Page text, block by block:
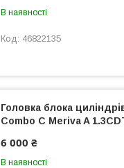
В наявності
46822135
Головка блока
Combo C Meriva A
6 000 ₴
В наявності